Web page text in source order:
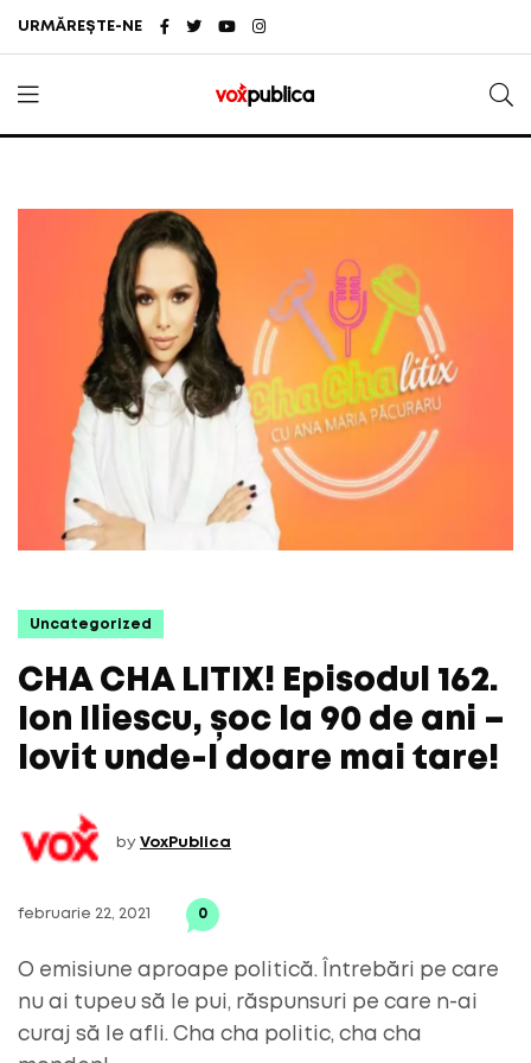
URMĂREȘTE-NE
Uncategorized
CHA CHA LITIX! Episodul 162.
Ion Iliescu, șoc la 90 de ani –
lovit unde-l doare mai tare!
by VoxPublica
februarie 22, 2021 0
O emisiune aproape politică. Întrebări pe care
nu ai tupeu să le pui, răspunsuri pe care n-ai
curaj să le afli. Cha cha politic, cha cha